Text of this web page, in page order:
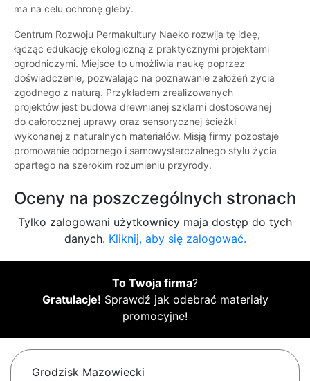
ma na celu ochronę gleby.
Centrum Rozwoju Permakultury Naeko rozwija tę ideę,
łącząc edukację ekologiczną z praktycznymi projektami
ogrodniczymi. Miejsce to umożliwia naukę poprzez
doświadczenie, pozwalając na poznawanie założeń życia
zgodnego z naturą. Przykładem zrealizowanych
projektów jest budowa drewnianej szklarni dostosowanej
do całorocznej uprawy oraz sensorycznej ścieżki
wykonanej z naturalnych materiałów. Misją firmy pozostaje
promowanie odpornego i samowystarczalnego stylu życia
opartego na szerokim rozumieniu przyrody.
Oceny na poszczególnych stronach
Tylko zalogowani użytkownicy maja dostęp do tych
danych. Kliknij, aby się zalogować.
To Twoja firma?
Gratulacje! Sprawdź jak odebrać materiały
promocyjne!
Grodzisk Mazowiecki